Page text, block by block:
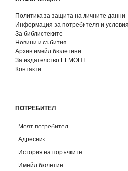
Политика за защита на личните данни
Информация за потребителя и
За библиотеките
Новини и събития
Архив имейл бюлетини
За издателство ЕГМОНТ
Контакти
ПОТРЕБИТЕЛ
Моят потребител
Адресник
История на поръчките
Имейл бюлетин